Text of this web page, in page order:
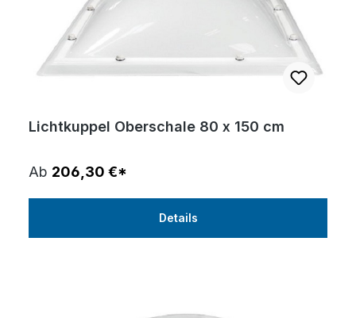
Lichtkuppel Oberschale 80 x 150 cm
Ab 206,30 €*
Details